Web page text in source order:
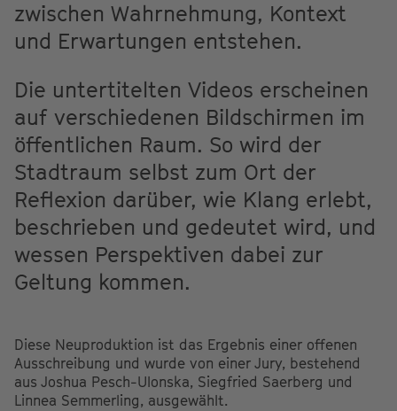
zwischen Wahrnehmung, Kontext
und Erwartungen entstehen.
Die untertitelten Videos erscheinen
auf verschiedenen Bildschirmen im
öffentlichen Raum. So wird der
Stadtraum selbst zum Ort der
Reflexion darüber, wie Klang erlebt,
beschrieben und gedeutet wird, und
wessen Perspektiven dabei zur
Geltung kommen.
Diese Neuproduktion ist das Ergebnis einer offenen
Ausschreibung und wurde von einer Jury, bestehend
aus Joshua Pesch-Ulonska, Siegfried Saerberg und
Linnea Semmerling, ausgewählt.